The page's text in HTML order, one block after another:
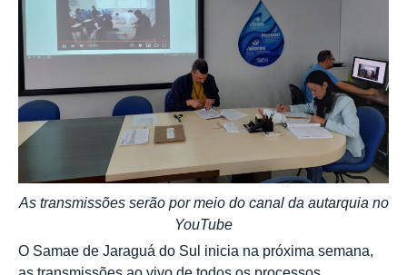
As transmissões serão por meio do canal da autarquia no
YouTube
O Samae de Jaraguá do Sul inicia na próxima semana,